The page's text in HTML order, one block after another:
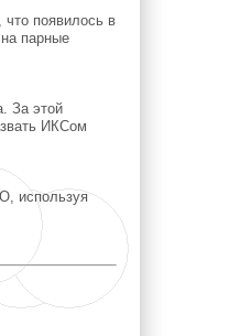
появилось в
парные
За этой
ИКСом
используя